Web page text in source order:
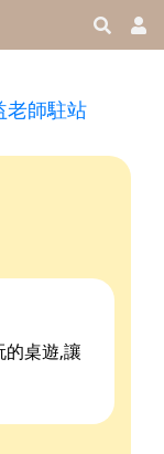
老師駐站
桌遊,讓